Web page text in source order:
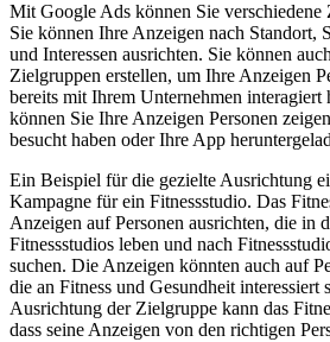
Mit Google Ads können Sie verschiedene
Sie können Ihre Anzeigen nach Standort,
und Interessen ausrichten. Sie können
Zielgruppen erstellen, um Ihre Anzeigen
bereits mit Ihrem Unternehmen interagiert
können Sie Ihre Anzeigen Personen
besucht haben oder Ihre App
Ein Beispiel für die gezielte Ausrichtung
Kampagne für ein Fitnessstudio. Das
Anzeigen auf Personen ausrichten, die in
Fitnessstudios leben und nach
suchen. Die Anzeigen könnten auch auf
die an Fitness und Gesundheit interessiert
Ausrichtung der Zielgruppe kann das
dass seine Anzeigen von den richtigen